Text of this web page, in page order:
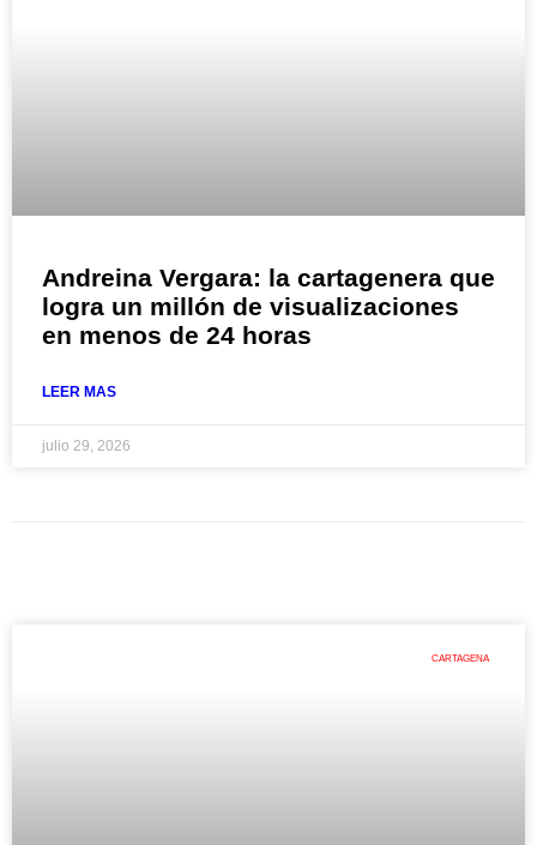
Andreina Vergara: la cartagenera que
logra un millón de visualizaciones
en menos de 24 horas
LEER MAS
julio 29, 2026
CARTAGENA